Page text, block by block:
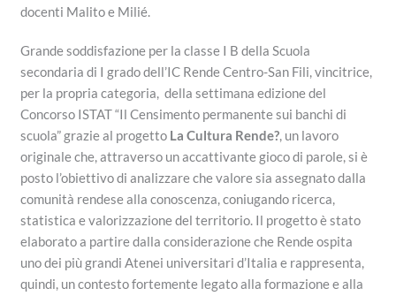
docenti Malito e Milié.
Grande soddisfazione per la classe I B della Scuola
secondaria di I grado dell’IC Rende Centro-San Fili, vincitrice,
per la propria categoria, della settimana edizione del
Concorso ISTAT “Il Censimento permanente sui banchi di
scuola” grazie al progetto La Cultura Rende?, un lavoro
originale che, attraverso un accattivante gioco di parole, si è
posto l’obiettivo di analizzare che valore sia assegnato dalla
comunità rendese alla conoscenza, coniugando ricerca,
statistica e valorizzazione del territorio. Il progetto è stato
elaborato a partire dalla considerazione che Rende ospita
uno dei più grandi Atenei universitari d’Italia e rappresenta,
quindi, un contesto fortemente legato alla formazione e alla